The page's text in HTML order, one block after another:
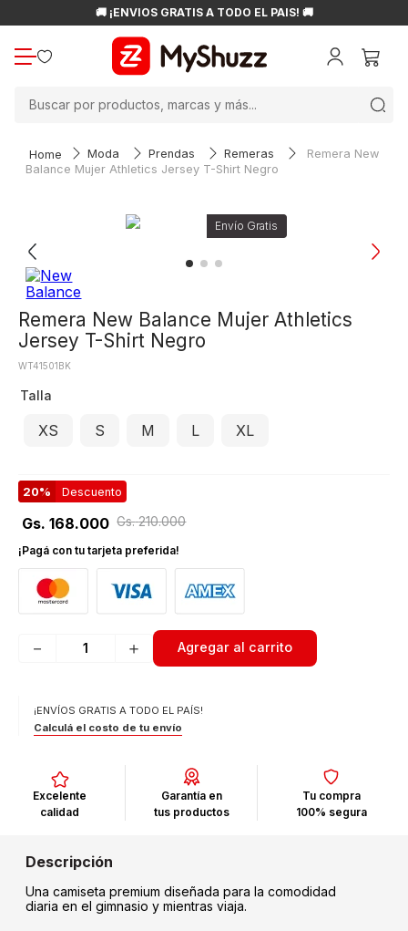
🚚 ¡ENVÍOS GRATIS A TODO EL PAÍS! 🚚
Moda Prendas Remeras
Remera New
Balance Mujer Athletics Jersey T-Shirt Negro
Remera New Balance Mujer Athletics
Jersey T-Shirt Negro
WT41501BK
Talla
XS S M L XL
20% Descuento
Gs. 210.000
Gs. 168.000
¡Pagá con tu tarjeta preferida!
＋
－ Agregar al carrito
¡ENVÍOS GRATIS A TODO EL PAÍS!
Calculá el costo de tu envío
Excelente
calidad
Garantía en
tus productos
Tu compra
100% segura
Una camiseta premium diseñada para la comodidad
diaria en el gimnasio y mientras viaja.